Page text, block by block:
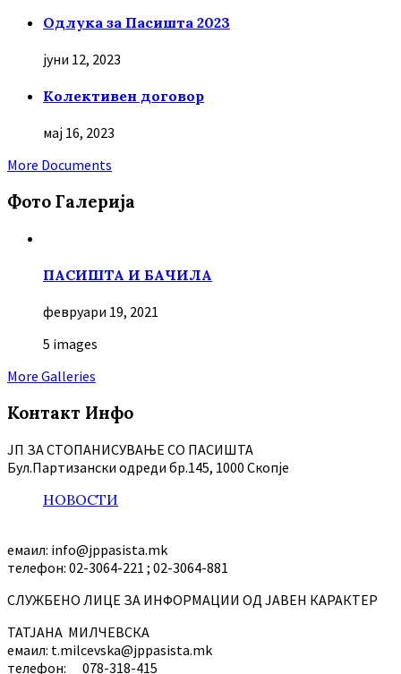
Oдлука за Пасишта 2023
јуни 12, 2023
Колективен договор
мај 16, 2023
More Documents
Фото Галерија
ПАСИШТА И БАЧИЛА
февруари 19, 2021
5 images
More Galleries
Контакт Инфо
ЈП ЗА СТОПАНИСУВАЊЕ СО ПАСИШТА
Бул.Партизански oдреди бр.145, 1000 Скопје
НОВОСТИ
емаил: info@jppasista.mk
телефон: 02-3064-221 ; 02-3064-881
СЛУЖБЕНО ЛИЦЕ ЗА ИНФОРМАЦИИ ОД ЈАВЕН КАРАКТЕР
ТАТЈАНА МИЛЧЕВСКА
емаил: t.milcevska@jppasista.mk
телефон: 078-318-415